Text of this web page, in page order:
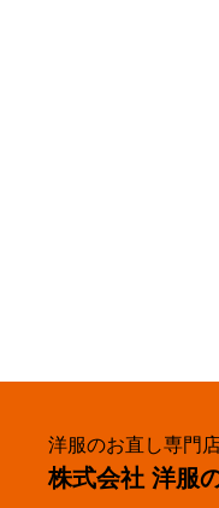
洋服のお直し専門
株式会社 洋服